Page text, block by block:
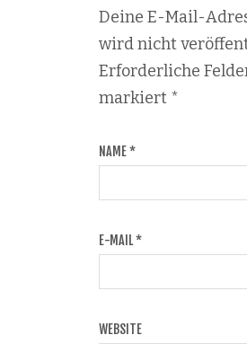
Deine E-Mail-
wird nicht
Erforderliche
markiert *
NAME*
E-MAIL*
WEBSITE